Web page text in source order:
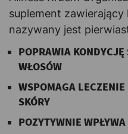
suplement
nazywany jest
POPRAWIA
WŁOSÓW
WSPOMAGA
SKÓRY
POZYTYWNIE